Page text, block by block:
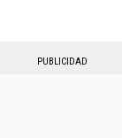
PUBLICIDAD